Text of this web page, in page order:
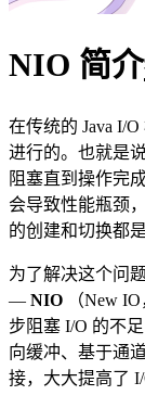
NIO 主要包括以
操作的。读
Buffer 中，
中。
Channel（
数据传输通
或者其他数
Selector（
基于事件驱
可以注册到
件。